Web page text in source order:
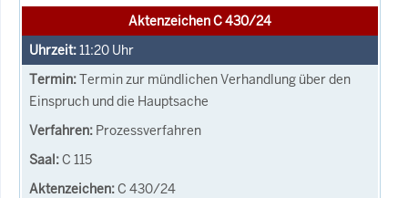
Aktenzeichen C 430/24
11:20 Uhr
Termin zur mündlichen Verhandlung über den
Einspruch und die Hauptsache
Prozessverfahren
C 115
C 430/24